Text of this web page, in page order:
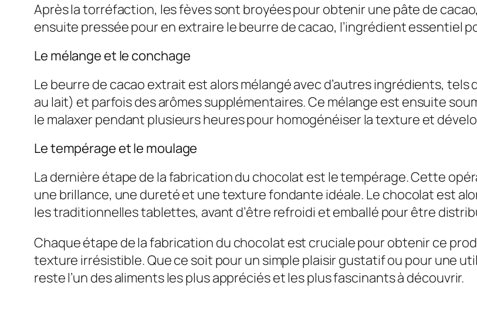
Après la torréfaction, les fèves sont broyées pour obtenir une pâte de
ensuite pressée pour en extraire le beurre de cacao, l’ingrédient essentiel
Le mélange et le conchage
Le beurre de cacao extrait est alors mélangé avec d’autres ingrédients,
au lait) et parfois des arômes supplémentaires. Ce mélange est ensuite
le malaxer pendant plusieurs heures pour homogénéiser la texture et
Le tempérage et le moulage
La dernière étape de la fabrication du chocolat est le tempérage. Cette
une brillance, une dureté et une texture fondante idéale. Le chocolat est
les traditionnelles tablettes, avant d’être refroidi et emballé pour être
Chaque étape de la fabrication du chocolat est cruciale pour obtenir ce
texture irrésistible. Que ce soit pour un simple plaisir gustatif ou pour une
reste l’un des aliments les plus appréciés et les plus fascinants à découvrir.